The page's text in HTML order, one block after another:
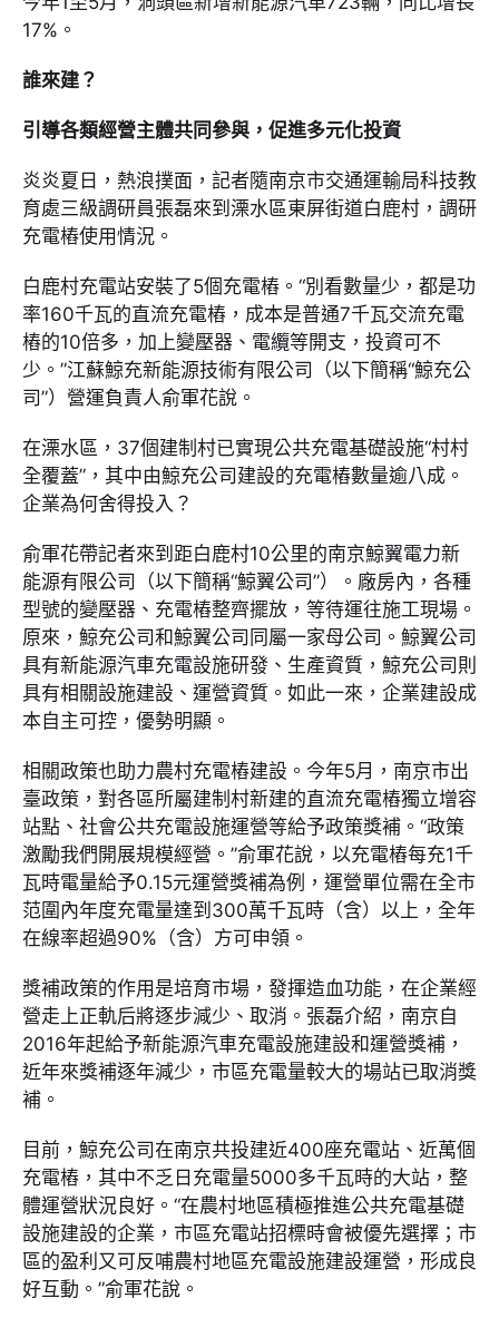
17%。
誰來建？
引導各類經營主體共同參與，促進多元化投資
炎炎夏日，熱浪撲面，記者隨南京市交通運輸局科技教
育處三級調研員張磊來到溧水區東屏街道白鹿村，調研
充電樁使用情況。
白鹿村充電站安裝了5個充電樁。“別看數量少，都是功
率160千瓦的直流充電樁，成本是普通7千瓦交流充電
樁的10倍多，加上變壓器、電纜等開支，投資可不
少。”江蘇鯨充新能源技術有限公司（以下簡稱“鯨充公
司”）營運負責人俞軍花說。
在溧水區，37個建制村已實現公共充電基礎設施“村村
全覆蓋”，其中由鯨充公司建設的充電樁數量逾八成。
企業為何舍得投入？
俞軍花帶記者來到距白鹿村10公里的南京鯨翼電力新
能源有限公司（以下簡稱“鯨翼公司”）。廠房內，各種
型號的變壓器、充電樁整齊擺放，等待運往施工現場。
原來，鯨充公司和鯨翼公司同屬一家母公司。鯨翼公司
具有新能源汽車充電設施研發、生產資質，鯨充公司則
具有相關設施建設、運營資質。如此一來，企業建設成
本自主可控，優勢明顯。
相關政策也助力農村充電樁建設。今年5月，南京市出
臺政策，對各區所屬建制村新建的直流充電樁獨立增容
站點、社會公共充電設施運營等給予政策獎補。“政策
激勵我們開展規模經營。”俞軍花說，以充電樁每充1千
瓦時電量給予0.15元運營獎補為例，運營單位需在全市
范圍內年度充電量達到300萬千瓦時（含）以上，全年
在線率超過90%（含）方可申領。
獎補政策的作用是培育市場，發揮造血功能，在企業經
營走上正軌后將逐步減少、取消。張磊介紹，南京自
2016年起給予新能源汽車充電設施建設和運營獎補，
近年來獎補逐年減少，市區充電量較大的場站已取消獎
補。
目前，鯨充公司在南京共投建近400座充電站、近萬個
充電樁，其中不乏日充電量5000多千瓦時的大站，整
體運營狀況良好。“在農村地區積極推進公共充電基礎
設施建設的企業，市區充電站招標時會被優先選擇；市
區的盈利又可反哺農村地區充電設施建設運營，形成良
好互動。”俞軍花說。